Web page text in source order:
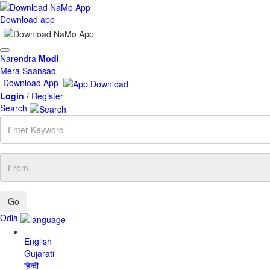
Download app
Toggle
navigation
Narendra Modi
Mera Saansad
Download App
Login / Register
Search
Enter
Keyword
From
Odia
English
Gujarati
हिन्दी